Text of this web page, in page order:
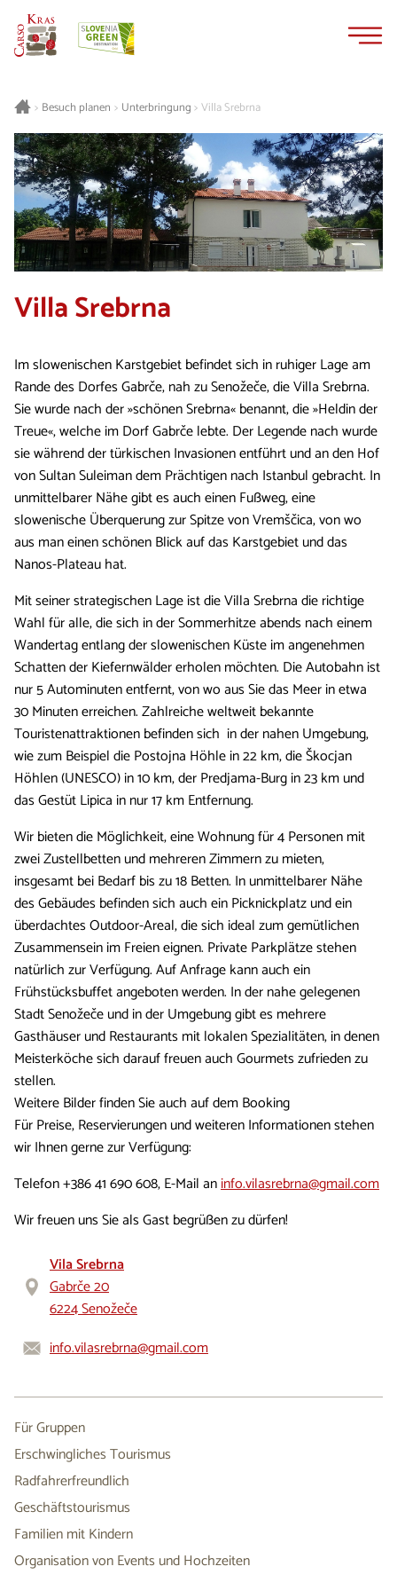
> Besuch planen > Unterbringung >Villa Srebrna
Villa Srebrna
Im slowenischen Karstgebiet befindet sich in ruhiger Lage am
Rande des Dorfes Gabrče, nah zu Senožeče, die Villa Srebrna.
Sie wurde nach der »schönen Srebrna« benannt, die »Heldin der
Treue«, welche im Dorf Gabrče lebte. Der Legende nach wurde
sie während der türkischen Invasionen entführt und an den Hof
von Sultan Suleiman dem Prächtigen nach Istanbul gebracht. In
unmittelbarer Nähe gibt es auch einen Fußweg, eine
slowenische Überquerung zur Spitze von Vremščica, von wo
aus man einen schönen Blick auf das Karstgebiet und das
Nanos-Plateau hat.
Mit seiner strategischen Lage ist die Villa Srebrna die richtige
Wahl für alle, die sich in der Sommerhitze abends nach einem
Wandertag entlang der slowenischen Küste im angenehmen
Schatten der Kiefernwälder erholen möchten. Die Autobahn ist
nur 5 Autominuten entfernt, von wo aus Sie das Meer in etwa
30 Minuten erreichen. Zahlreiche weltweit bekannte
Touristenattraktionen befinden sich in der nahen Umgebung,
wie zum Beispiel die Postojna Höhle in 22 km, die Škocjan
Höhlen (UNESCO) in 10 km, der Predjama-Burg in 23 km und
das Gestüt Lipica in nur 17 km Entfernung.
Wir bieten die Möglichkeit, eine Wohnung für 4 Personen mit
zwei Zustellbetten und mehreren Zimmern zu mieten,
insgesamt bei Bedarf bis zu 18 Betten. In unmittelbarer Nähe
des Gebäudes befinden sich auch ein Picknickplatz und ein
überdachtes Outdoor-Areal, die sich ideal zum gemütlichen
Zusammensein im Freien eignen. Private Parkplätze stehen
natürlich zur Verfügung. Auf Anfrage kann auch ein
Frühstücksbuffet angeboten werden. In der nahe gelegenen
Stadt Senožeče und in der Umgebung gibt es mehrere
Gasthäuser und Restaurants mit lokalen Spezialitäten, in denen
Meisterköche sich darauf freuen auch Gourmets zufrieden zu
stellen.
Weitere Bilder finden Sie auch auf dem Booking
Für Preise, Reservierungen und weiteren Informationen stehen
wir Ihnen gerne zur Verfügung:
Telefon +386 41 690 608, E-Mail aninfo.vilasrebrna@gmail.com
Wir freuen uns Sie als Gast begrüßen zu dürfen!
Vila Srebrna
Gabrče 20
6224 Senožeče
info.vilasrebrna@gmail.com
Für Gruppen
Erschwingliches Tourismus
Radfahrerfreundlich
Geschäftstourismus
Familien mit Kindern
Organisation von Events und Hochzeiten